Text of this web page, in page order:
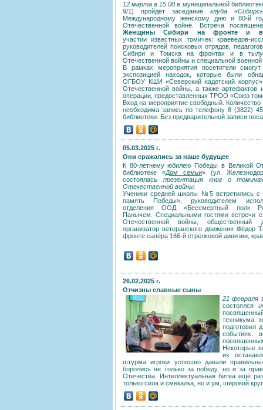
12 марта в 15.00 в муниципальной
9/1) пройдёт заседание клуба
Международному женскому дню и 80-й
Отечественной войне. Встреча
Женщины Сибири на фронте и
участии известных томичек: краеведов-
руководителей поисковых отрядов,
Сибири и Томска на фронтах и в тылу
Отечественной войны и специальной
В рамках мероприятия посетители
экспозицией находок, которые были
ОГБОУ КШИ «Северский кадетский
Отечественной войны, а также артефактов
операции, предоставленных ТРОО «Союз
Вход на мероприятие свободный.
необходима запись по телефону 8 (3822)
библиотеки. Без предварительной записи
05.03.2025 г.
Они сражались за наше будущее
К 80-летнему юбилею Победы в Великой
библиотеке «Дом семьи» (ул.
состоялась презентация книг о
Отечественной войны.
Ученики средней школы №5 встретились с
память Победы», руководителем
отделения ООД «Бессмертный полк
Панычем. Специальными гостями встречи
Отечественной войны, общественный
организатор ветеранского движения
фронте сапёра 166-й стрелковой дивизии,
26.02.2025 г.
Отчизны славные сыны
21 февраля
состоялся
техникума
подготовил
событиях
Некоторые
их
штурма игроки успешно давали
боролись не только за победу, но и за
Отечества. Интеллектуальная битва ещё
только сила и смекалка, но и ум, широкий